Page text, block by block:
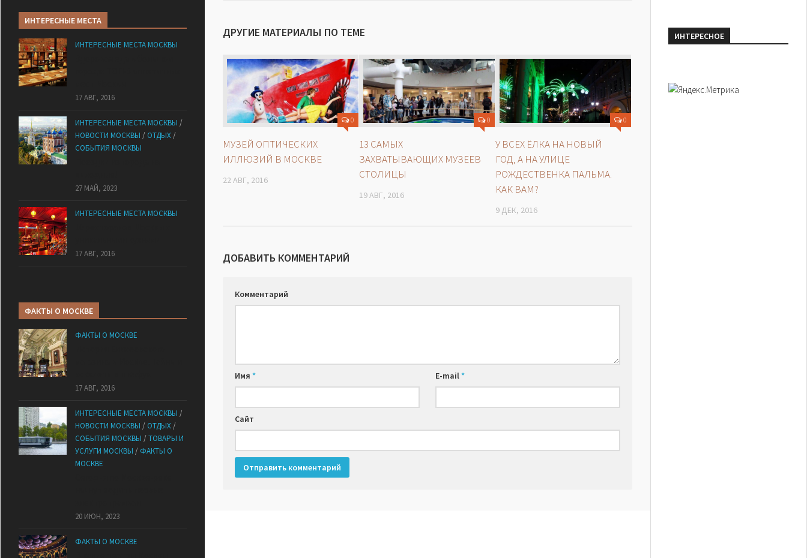
ДРУГИЕ МАТЕРИАЛЫ ПО ТЕМЕ
0
МУЗЕЙ ОПТИЧЕСКИХ
ИЛЛЮЗИЙ В МОСКВЕ
22 АВГ, 2016
0
13 САМЫХ
ЗАХВАТЫВАЮЩИХ МУЗЕЕВ
СТОЛИЦЫ
19 АВГ, 2016
0
У ВСЕХ ЁЛКА НА НОВЫЙ
ГОД, А НА УЛИЦЕ
РОЖДЕСТВЕНКА ПАЛЬМА.
КАК ВАМ?
9 ДЕК, 2016
ДОБАВИТЬ КОММЕНТАРИЙ
Комментарий
Имя * E-mail*
Сайт
ИНТЕРЕСНЫЕ МЕСТА
ИНТЕРЕСНЫЕ МЕСТА МОСКВЫ
17 АВГ, 2016
ИНТЕРЕСНЫЕ МЕСТА МОСКВЫ /
НОВОСТИ МОСКВЫ / ОТДЫХ /
СОБЫТИЯ МОСКВЫ
27 МАЙ, 2023
ИНТЕРЕСНЫЕ МЕСТА МОСКВЫ
17 АВГ, 2016
ФАКТЫ О МОСКВЕ
ФАКТЫ О МОСКВЕ
17 АВГ, 2016
ИНТЕРЕСНЫЕ МЕСТА МОСКВЫ /
НОВОСТИ МОСКВЫ / ОТДЫХ /
СОБЫТИЯ МОСКВЫ /ТОВАРЫ И
УСЛУГИ МОСКВЫ / ФАКТЫ О
МОСКВЕ
20 ИЮН, 2023
ФАКТЫ О МОСКВЕ
ИНТЕРЕСНОЕ